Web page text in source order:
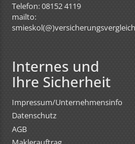
Telefon: 08152 4119
mailto:
Internes und
Ihre Sicherheit
Impressum/Unternehmensinfo
Datenschutz
AGB